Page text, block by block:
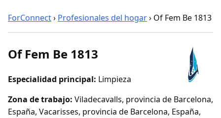
ForConnect› Profesionales del hogar› Of Fem Be 1813
Of Fem Be 1813
Especialidad principal: Limpieza
Zona de trabajo: Viladecavalls, provincia de Barcelona,
España, Vacarisses, provincia de Barcelona, España,